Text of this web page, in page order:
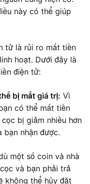
này có thể giúp
tử là rủi ro mất tiền
hoạt. Dưới đây là
điện tử:
bị mất giá trị: Vì
có thể mất tiền
bị giảm nhiều hơn
bạn nhận được.
một số coin và nhà
và bạn phải trả
không thể hủy đặt